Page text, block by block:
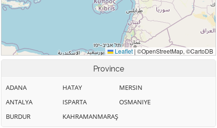
Province
ADANA
ANTALYA
BURDUR
HATAY
ISPARTA
KAHRAMANMARAŞ
MERSIN
OSMANIYE